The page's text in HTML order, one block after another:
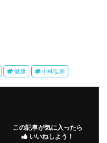
健康 小林弘幸
この記事が気に入ったら
いいねしよう！